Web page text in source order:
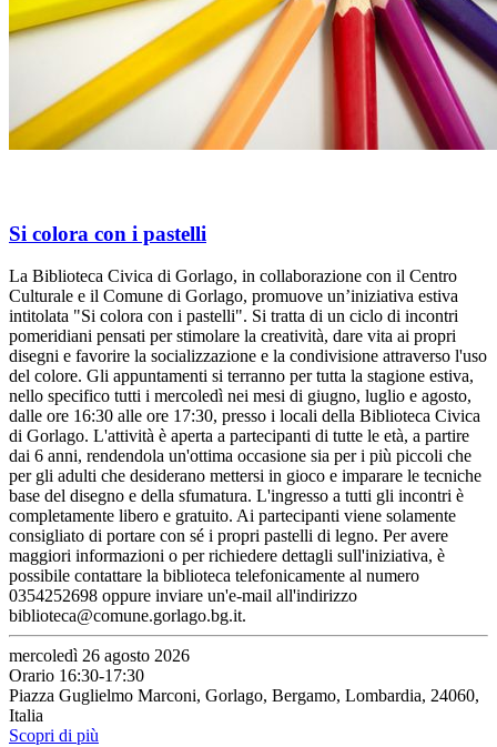
Si colora con i pastelli
La Biblioteca Civica di Gorlago, in collaborazione con il Centro
Culturale e il Comune di Gorlago, promuove un’iniziativa estiva
intitolata "Si colora con i pastelli". Si tratta di un ciclo di incontri
pomeridiani pensati per stimolare la creatività, dare vita ai propri
disegni e favorire la socializzazione e la condivisione attraverso l'uso
del colore. Gli appuntamenti si terranno per tutta la stagione estiva,
nello specifico tutti i mercoledì nei mesi di giugno, luglio e agosto,
dalle ore 16:30 alle ore 17:30, presso i locali della Biblioteca Civica
di Gorlago. L'attività è aperta a partecipanti di tutte le età, a partire
dai 6 anni, rendendola un'ottima occasione sia per i più piccoli che
per gli adulti che desiderano mettersi in gioco e imparare le tecniche
base del disegno e della sfumatura. L'ingresso a tutti gli incontri è
completamente libero e gratuito. Ai partecipanti viene solamente
consigliato di portare con sé i propri pastelli di legno. Per avere
maggiori informazioni o per richiedere dettagli sull'iniziativa, è
possibile contattare la biblioteca telefonicamente al numero
0354252698 oppure inviare un'e-mail all'indirizzo
biblioteca@comune.gorlago.bg.it.
mercoledì 26 agosto 2026
Orario 16:30-17:30
Piazza Guglielmo Marconi, Gorlago, Bergamo, Lombardia, 24060,
Italia
Scopri di più